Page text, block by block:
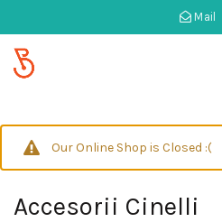
Mail
Our Online Shop is Closed :(
Accesorii Cinelli